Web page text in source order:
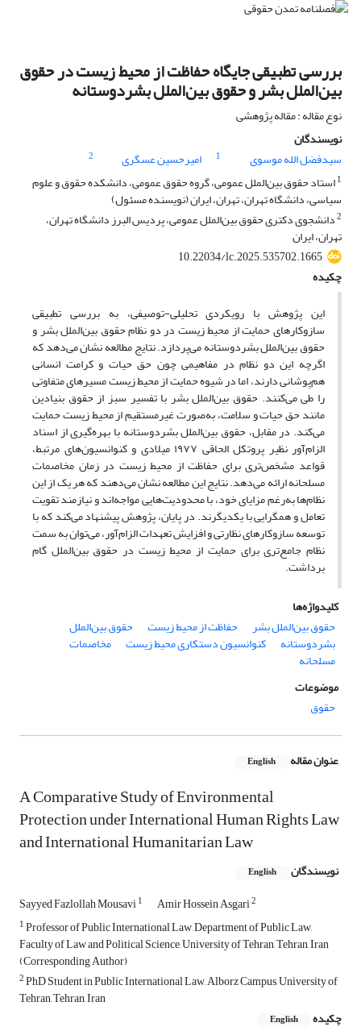
بررسی تطبیقی جایگاه حفاظت از محیط زیست در حقوق
بین‌الملل بشر و حقوق بین‌الملل بشردوستانه
نوع مقاله : مقاله پژوهشی
نویسندگان
سیدفضل الله موسوی
1 امیرحسین عسگری
2
1استاد حقوق بین‌الملل عمومی، گروه حقوق عمومی، دانشکده حقوق و علوم
سیاسی، دانشگاه تهران، تهران، ایران (نویسنده مسئول)
2دانشجوی دکتری حقوق بین‌الملل عمومی، پردیس البرز دانشگاه تهران،
تهران، ایران
10.22034/lc.2025.535702.1665
چکیده
این پژوهش با رویکردی تحلیلی-توصیفی، به بررسی تطبیقی
سازوکارهای حمایت از محیط زیست در دو نظام حقوق بین‌الملل بشر و
حقوق بین‌الملل بشردوستانه می‌پردازد. نتایج مطالعه نشان می‌دهد که
اگرچه این دو نظام در مفاهیمی چون حق حیات و کرامت انسانی
هم‌پوشانی دارند، اما در شیوه حمایت از محیط زیست مسیرهای متفاوتی
را طی می‌کنند. حقوق بین‌الملل بشر با تفسیر سبز از حقوق بنیادین
مانند حق حیات و سلامت، به‌صورت غیرمستقیم از محیط زیست حمایت
می‌کند. در مقابل، حقوق بین‌الملل بشردوستانه با بهره‌گیری از اسناد
الزام‌آور نظیر پروتکل الحاقی ۱۹۷۷ میلادی و کنوانسیون‌های مرتبط،
قواعد مشخص‌تری برای حفاظت از محیط زیست در زمان مخاصمات
مسلحانه ارائه می‌دهد. نتایج این مطالعه نشان می‌دهند که هر یک از این
نظام‌ها به‌رغم مزایای خود، با محدودیت‌هایی مواجه‌اند و نیازمند تقویت
تعامل و همگرایی با یکدیگرند. در پایان، پژوهش پیشنهاد می‌کند که با
توسعه سازوکارهای نظارتی و افزایش تعهدات الزام‌آور، می‌توان به سمت
نظام جامع‌تری برای حمایت از محیط زیست در حقوق بین‌الملل گام
برداشت.
کلیدواژه‌ها
حقوق بین‌الملل بشر
حفاظت از محیط زیست حقوق بین‌الملل
بشردوستانه کنوانسیون دستکاری محیط زیست مخاصمات
مسلحانه
موضوعات
حقوق
عنوان مقاله English
A Comparative Study of Environmental
Protection under International Human Rights Law
and International Humanitarian Law
نویسندگان English
Sayyed Fazlollah Mousavi1 Amir Hossein Asgari2
1Professor of Public International Law, Department of Public Law,
Faculty of Law and Political Science, University of Tehran, Tehran, Iran
(Corresponding Author)
2PhD Student in Public International Law, Alborz Campus, University of
Tehran, Tehran, Iran
چکیده
English